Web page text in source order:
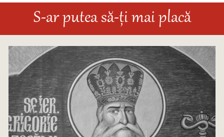
S-ar putea să-ți mai placă